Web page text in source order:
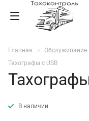
Главная Обслуживание
Тахографы с USB
В наличии